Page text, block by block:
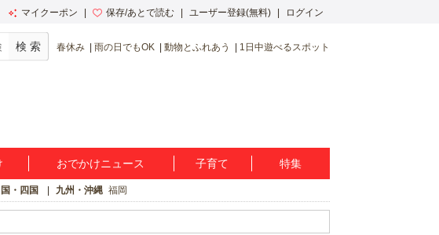
マイクーポン 保存/あとで読む ユーザー登録(無料) ログイン
春休み 雨の日でもOK 動物とふれあう 1日中遊べるスポット
おでかけニュース 子育て 特集
・四国 九州・沖縄 福岡